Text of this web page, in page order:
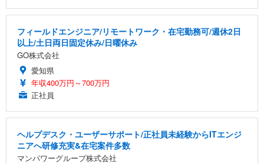
フィールドエンジニア/リモートワーク・在宅勤務可/週休2日
以上/土日両日固定休み/日曜休み
GO株式会社
愛知県
年収400万円～700万円
正社員
ヘルプデスク・ユーザーサポート/正社員未経験からITエンジ
ニアへ研修充実&在宅案件多数
マンパワーグループ株式会社